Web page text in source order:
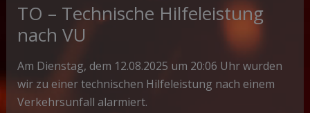
TO – Technische Hilfeleistung
nach VU
Am Dienstag, dem 12.08.2025 um 20:06 Uhr wurden
wir zu einer technischen Hilfeleistung nach einem
Verkehrsunfall alarmiert.